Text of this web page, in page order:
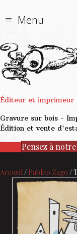
Menu
Éditeur et
Gravure sur bois -
Édition et vente
Pensez à
Accueil / Pablito Zago /